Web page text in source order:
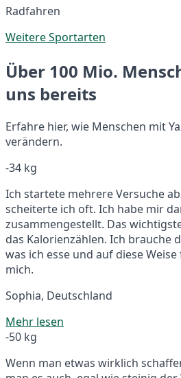
Radfahren
Weitere Sportarten
Über 100 Mio.
uns bereits
Erfahre hier, wie Menschen mit
verändern.
-34 kg
Ich startete mehrere Versuche
scheiterte ich oft. Ich habe mir
zusammengestellt. Das
das Kalorienzählen. Ich brauche
was ich esse und auf diese
mich.
Sophia, Deutschland
Mehr lesen
-50 kg
Wenn man etwas wirklich